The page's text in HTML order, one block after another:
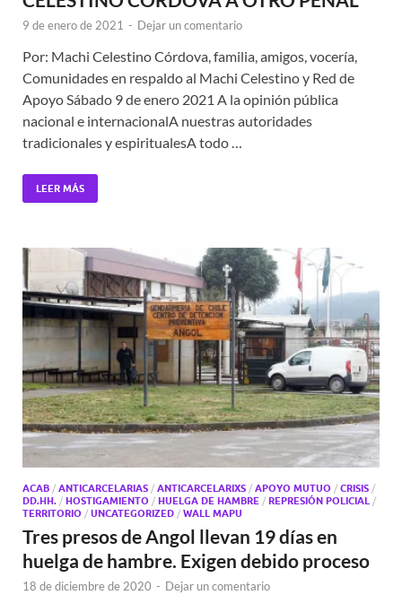
9 de enero de 2021 - Dejar un comentario
Por: Machi Celestino Córdova, familia, amigos, vocería,
Comunidades en respaldo al Machi Celestino y Red de
Apoyo Sábado 9 de enero 2021 A la opinión pública
nacional e internacionalA nuestras autoridades
tradicionales y espiritualesA todo …
LEER MÁS
ACAB / ANTICARCELARIAS / ANTICARCELARIXS / APOYO MUTUO / CRISIS /
DD.HH. / HOSTIGAMIENTO / HUELGA DE HAMBRE / REPRESIÓN POLICIAL /
TERRITORIO / UNCATEGORIZED / WALL MAPU
Tres presos de Angol llevan 19 días en
huelga de hambre. Exigen debido proceso
18 de diciembre de 2020 - Dejar un comentario